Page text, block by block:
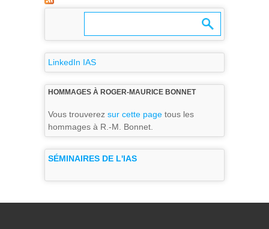
LinkedIn IAS
HOMMAGES À ROGER-MAURICE BONNET
Vous trouverez sur cette page tous les
hommages à R.-M. Bonnet.
SÉMINAIRES DE L'IAS